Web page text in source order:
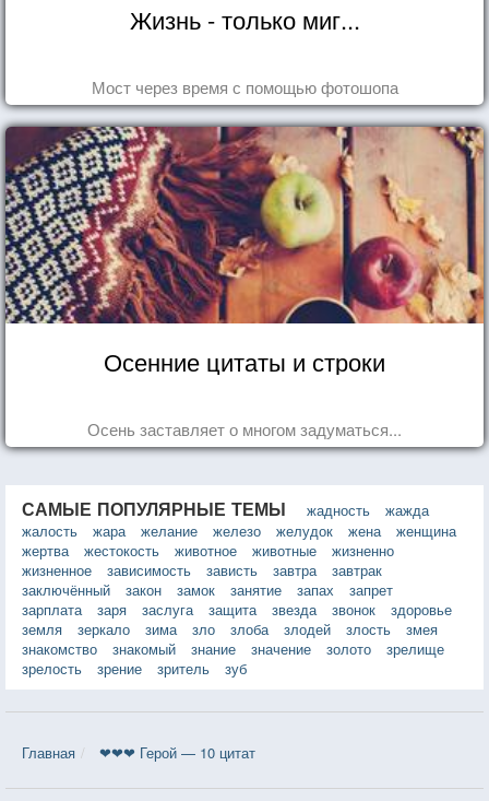
Жизнь - только миг...
Мост через время с помощью фотошопа
Осенние цитаты и строки
Осень заставляет о многом задуматься...
САМЫЕ ПОПУЛЯРНЫЕ ТЕМЫ жадность
жажда
жалость
жара желание железо желудок жена
женщина
жертва
жестокость животное животные
жизненно
жизненное
зависимость зависть завтра
завтрак
заключённый
закон замок занятие запах
запрет
зарплата
заря заслуга защита звезда звонок
здоровье
земля
зеркало зима зло злоба злодей злость
змея
знакомство
знакомый знание значение золото
зрелище
зрелость
зрение зритель зуб
Главная ❤❤❤ Герой — 10 цитат